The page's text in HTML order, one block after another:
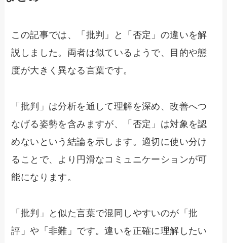
この記事では、「批判」と「否定」の違いを解
説しました。両者は似ているようで、目的や態
度が大きく異なる言葉です。
「批判」は分析を通して理解を深め、改善へつ
なげる姿勢を含みますが、「否定」は対象を認
めないという結論を示します。適切に使い分け
ることで、より円滑なコミュニケーションが可
能になります。
「批判」と似た言葉で混同しやすいのが「批
評」や「非難」です。違いを正確に理解したい